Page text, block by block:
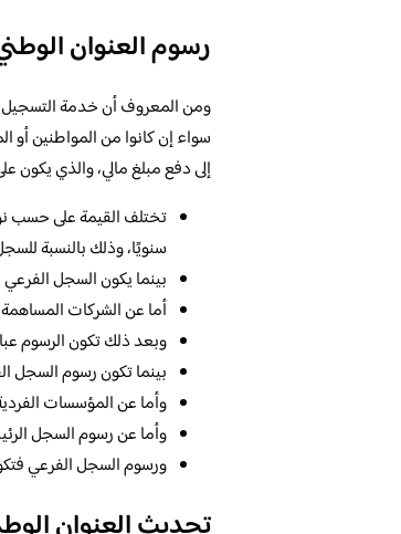
رسوم العنوان
ومن المعروف أن خدمة التسجيل
سواء إن كانوا من المواطنين أو
إلى دفع مبلغ مالي، والذي يكون
تختلف القيمة على حسب
سنويًا، وذلك بالنسبة
بينما يكون السجل
أما عن الشركات المساهمة
وبعد ذلك تكون الرسوم
بينما تكون رسوم السجل
وأما عن المؤسسات
وأما عن رسوم السجل
ورسوم السجل الفرعي